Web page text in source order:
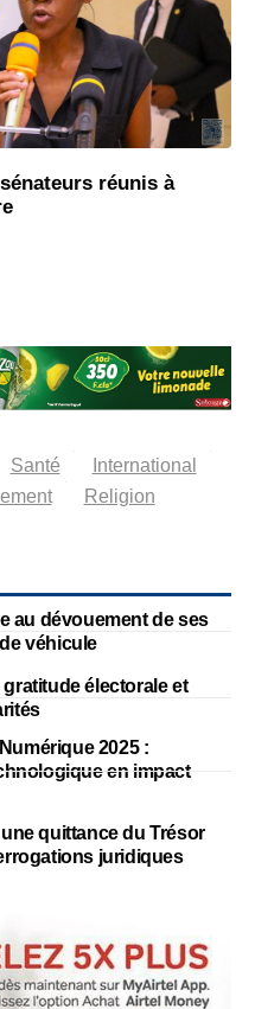
réunis à
Santé
International
Religion
au dévouement de ses
véhicule
électorale et
2025 :
en impact
quittance du Trésor
juridiques